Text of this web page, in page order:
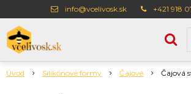
info@vcelivosk.sk +421 918
Úvod Silikónové formy Čajové Čajová